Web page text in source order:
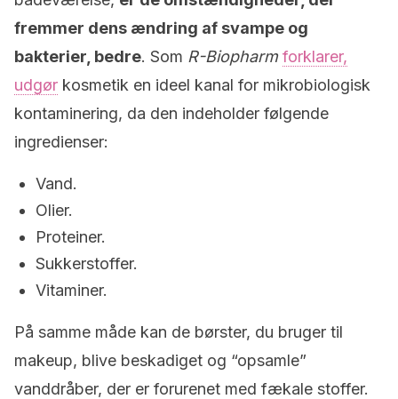
fremmer dens ændring af svampe og
bakterier, bedre. Som R-Biopharm forklarer,
udgør kosmetik en ideel kanal for mikrobiologisk
kontaminering, da den indeholder følgende
ingredienser:
Vand.
Olier.
Proteiner.
Sukkerstoffer.
Vitaminer.
På samme måde kan de børster, du bruger til
makeup, blive beskadiget og “opsamle”
vanddråber, der er forurenet med fækale stoffer.